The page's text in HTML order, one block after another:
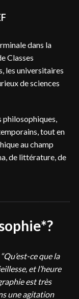
dans la
Classes
les universitaires
de sciences
philosophiques,
tout en
au champ
de littérature, de
ce que la
et l’heure
est très
une agitation